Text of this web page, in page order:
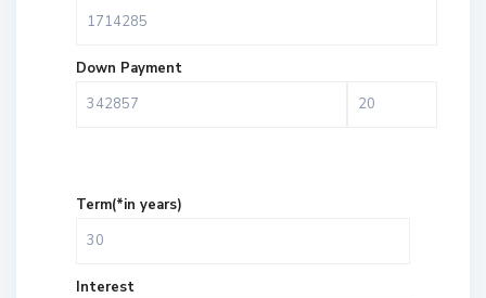
Down Payment
Term(*in years)
Interest